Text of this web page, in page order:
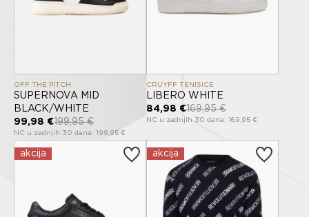
OFF THE PITCH
SUPERNOVA MID
BLACK/WHITE
99,98 €199,95 €
NC u zadnjih 30 dana: 199,95 €
CRUYFF TENISICE
LIBERO WHITE
84,98 €169,95 €
NC u zadnjih 30 dana: 169,95 €
akcija akcija